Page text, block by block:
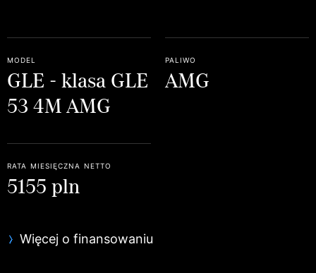
model
GLE - klasa GLE
53 4M AMG
paliwo
AMG
rata miesięczna netto
5155 pln
Więcej o finansowaniu